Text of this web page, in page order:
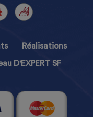
Réalisations
D'EXPERT SF